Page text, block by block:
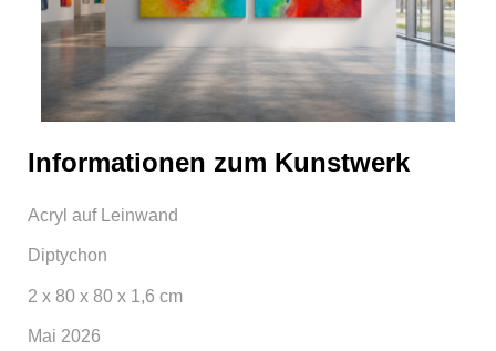
Informationen zum Kunstwerk
Acryl auf Leinwand
Diptychon
2 x 80 x 80 x 1,6 cm
Mai 2026